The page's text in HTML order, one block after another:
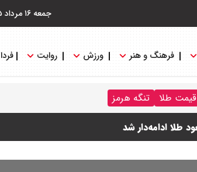
جمعه ۱۶ مرداد ۱۴۰۵
فرهنگ و هنر ورزش روایت فردا
قیمت طلا تنگه هرمز